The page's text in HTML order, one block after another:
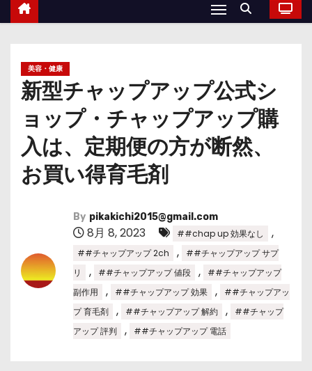
美容・健康
新型チャップアップ公式シ
ョップ・チャップアップ購
入は、定期便の方が断然、
お買い得育毛剤
By pikakichi2015@gmail.com
8月 8, 2023 ##chap up 効果なし ,
##チャップアップ 2ch ,
##チャップアップ サプ
リ
, ##チャップアップ 値段 ,
##チャップアップ
副作用
, ##チャップアップ 効果 ,
##チャップアッ
プ 育毛剤
, ##チャップアップ 解約 ,
##チャップ
アップ 評判
, ##チャップアップ 電話